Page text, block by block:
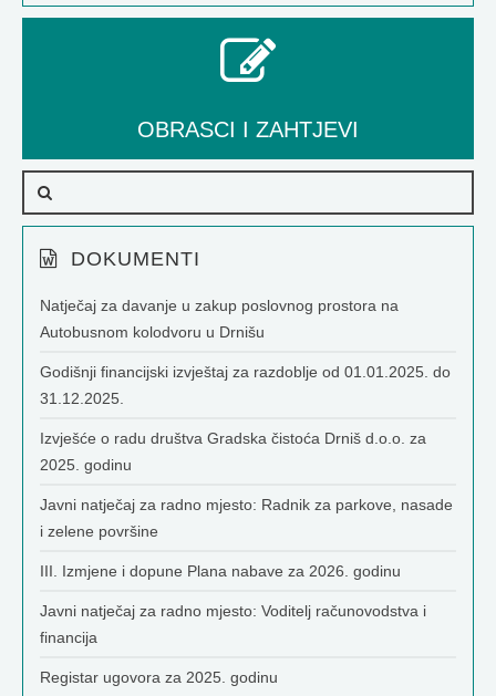
OBRASCI I ZAHTJEVI
DOKUMENTI
Natječaj za davanje u zakup poslovnog prostora na
Autobusnom kolodvoru u Drnišu
Godišnji financijski izvještaj za razdoblje od 01.01.2025. do
31.12.2025.
Izvješće o radu društva Gradska čistoća Drniš d.o.o. za
2025. godinu
Javni natječaj za radno mjesto: Radnik za parkove, nasade
i zelene površine
III. Izmjene i dopune Plana nabave za 2026. godinu
Javni natječaj za radno mjesto: Voditelj računovodstva i
financija
Registar ugovora za 2025. godinu